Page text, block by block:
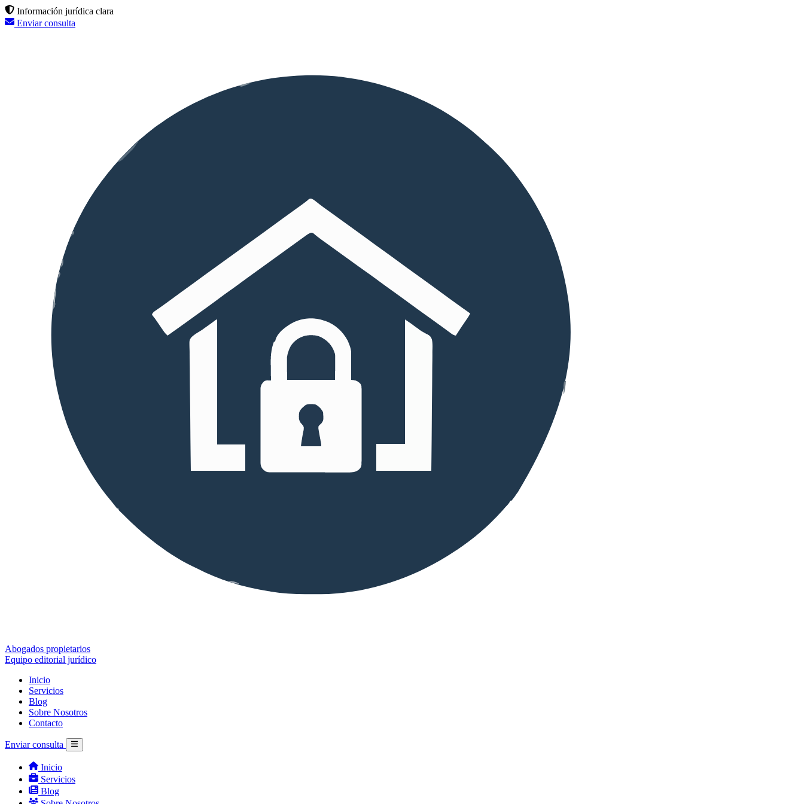
Información jurídica clara
Enviar consulta
Abogados propietarios
Equipo editorial jurídico
Inicio
Servicios
Blog
Sobre Nosotros
Contacto
Enviar consulta
Inicio
Servicios
Blog